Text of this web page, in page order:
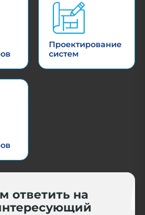
Проектирование
систем
ответить на